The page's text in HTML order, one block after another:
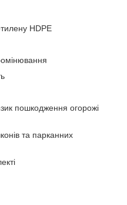
HDPE
пошкодження огорожі
та парканних